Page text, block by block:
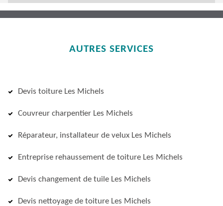
AUTRES SERVICES
Devis toiture Les Michels
Couvreur charpentier Les Michels
Réparateur, installateur de velux Les Michels
Entreprise rehaussement de toiture Les Michels
Devis changement de tuile Les Michels
Devis nettoyage de toiture Les Michels